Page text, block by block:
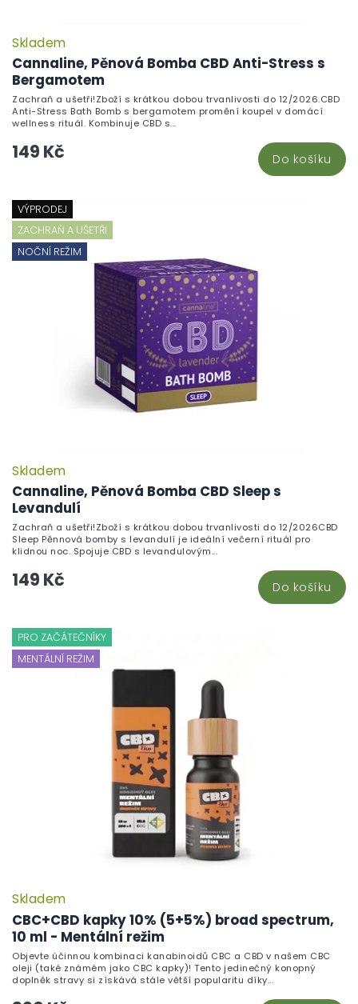
Cannaline, Pěnová Bomba CBD Anti-Stress s
Bergamotem
Skladem
149 Kč Do košíku
Zachraň a ušetři!Zboží s krátkou dobou trvanlivosti do 12/2026.CBD
Anti-Stress Bath Bomb s bergamotem promění koupel v domácí
wellness rituál. Kombinuje CBD s...
VÝPRODEJ
ZACHRAŇ A UŠETŘI
NOČNÍ REŽIM
Cannaline, Pěnová Bomba CBD Sleep s
Levandulí
Skladem
149 Kč Do košíku
Zachraň a ušetři!Zboží s krátkou dobou trvanlivosti do 12/2026CBD
Sleep Pěnnová bomby s levandulí je ideální večerní rituál pro
klidnou noc. Spojuje CBD s levandulovým...
PRO ZAČÁTEČNÍKY
MENTÁLNÍ REŽIM
CBC+CBD kapky 10% (5+5%) broad spectrum,
10 ml - Mentální režim
Skladem
Objevte účinnou kombinaci kanabinoidů CBC a CBD v našem CBC
oleji (také známém jako CBC kapky)! Tento jedinečný konopný
doplněk stravy si získává stále větší popularitu díky...